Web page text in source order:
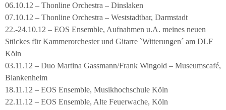
06.10.12 – Thonline Orchestra – Dinslaken
07.10.12 – Thonline Orchestra – Weststadtbar, Darmstadt
22.-24.10.12 – EOS Ensemble, Aufnahmen u.A. meines neuen
Stückes für Kammerorchester und Gitarre `Witterungen´ am DLF
Köln
03.11.12 – Duo Martina Gassmann/Frank Wingold – Museumscafé,
Blankenheim
18.11.12 – EOS Ensemble, Musikhochschule Köln
22.11.12 – EOS Ensemble, Alte Feuerwache, Köln